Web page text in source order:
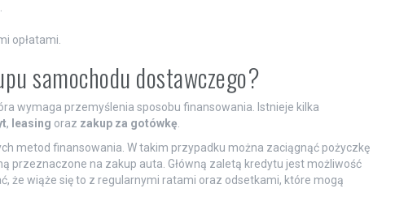
opłatami.
samochodu dostawczego?
wymaga przemyślenia sposobu finansowania. Istnieje kilka
, leasing oraz zakup za gotówkę
metod finansowania. W takim przypadku można zaciągnąć pożyczkę
przeznaczone na zakup auta. Główną zaletą kredytu jest możliwość
że wiąże się to z regularnymi ratami oraz odsetkami, które mogą